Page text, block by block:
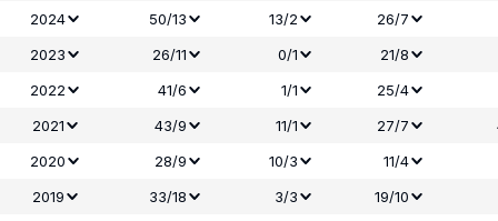
2024
50/13 13/2
26/7
2023
26/11 0/1
21/8
2022
41/6 1/1
25/4
2021
43/9 11/1 27/7
2020
28/9 10/3
11/4
2019
33/18 3/3 19/10